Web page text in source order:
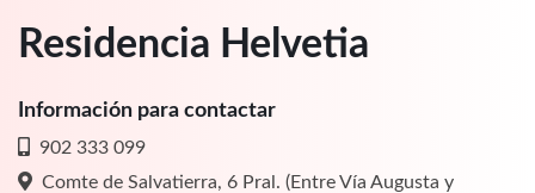
Residencia Helvetia
Información para contactar
902 333 099
Comte de Salvatierra, 6 Pral. (Entre Vía Augusta y